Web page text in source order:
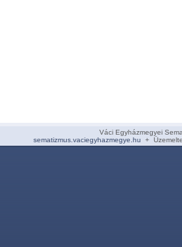
Váci Egyházmegyei
sematizmus.vaciegyhazmegye.hu +